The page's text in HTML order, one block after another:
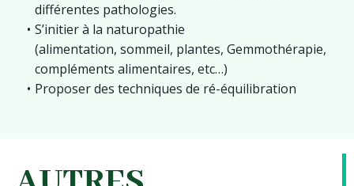
différentes pathologies.
S’initier à la naturopathie
(alimentation, sommeil, plantes, Gemmothérapie,
compléments alimentaires, etc…)
Proposer des techniques de ré-équilibration